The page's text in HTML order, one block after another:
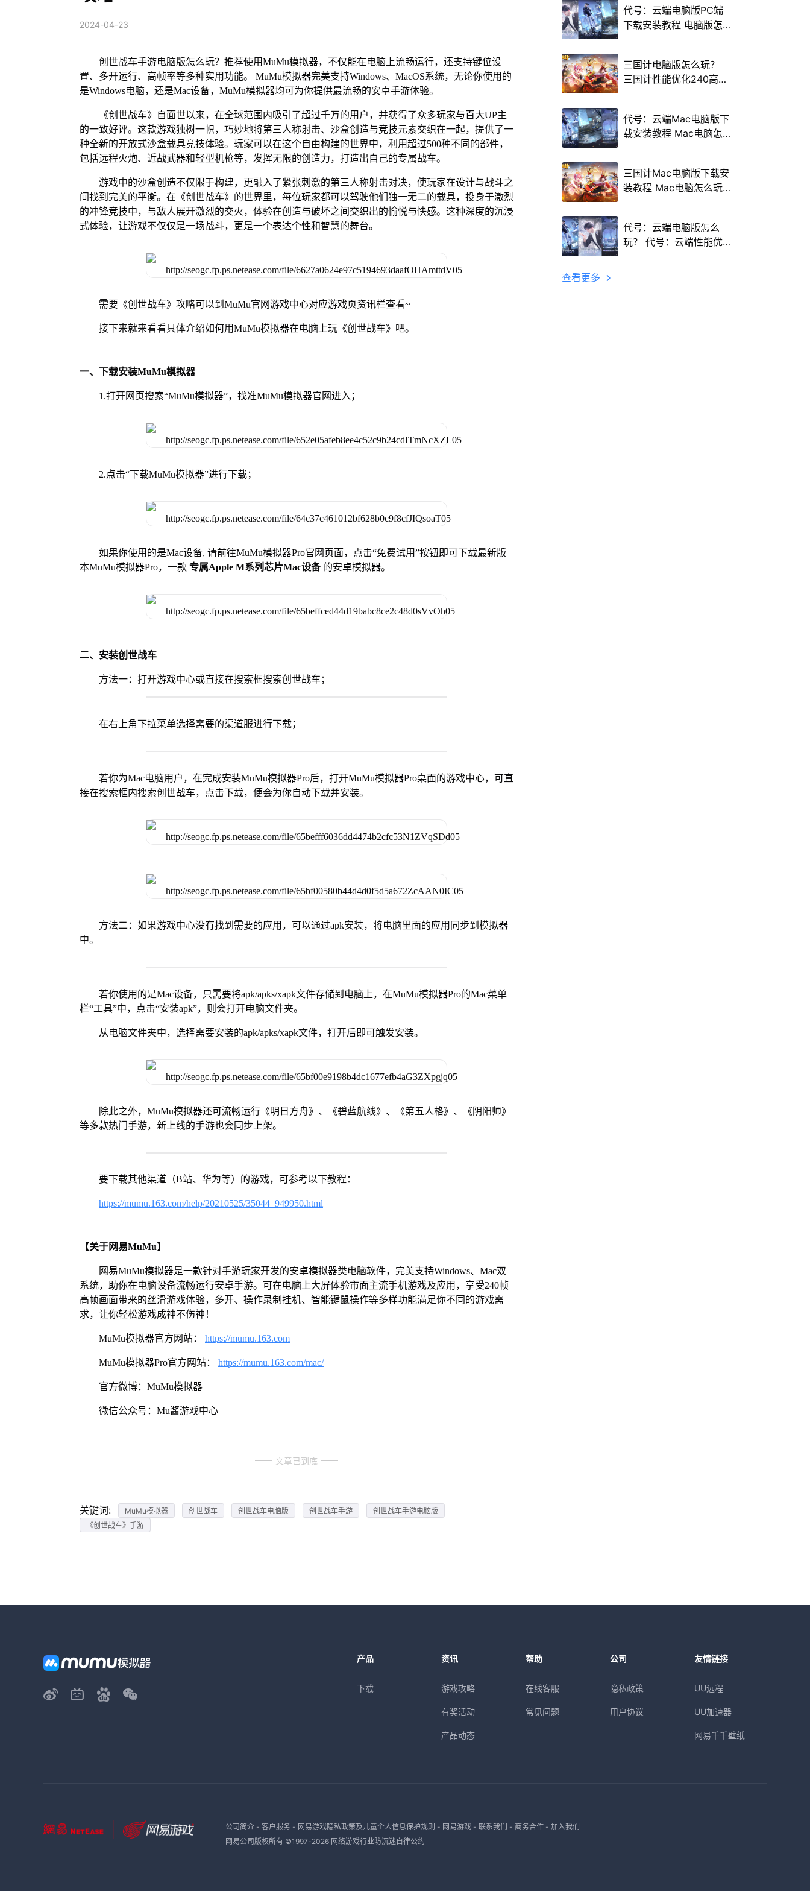
2024-04-23
创世战车手游电脑版怎么玩？推荐使用MuMu模拟器，不仅能在电脑上流畅运行，还支持键位设
置、多开运行、高帧率等多种实用功能。 MuMu模拟器完美支持Windows、MacOS系统，无论你使用的
是Windows电脑，还是Mac设备，MuMu模拟器均可为你提供最流畅的安卓手游体验。
《创世战车》自面世以来，在全球范围内吸引了超过千万的用户，并获得了众多玩家与百大UP主
的一致好评。这款游戏独树一帜，巧妙地将第三人称射击、沙盒创造与竞技元素交织在一起，提供了一
种全新的开放式沙盒载具竞技体验。玩家可以在这个自由构建的世界中，利用超过500种不同的部件，
包括远程火炮、近战武器和轻型机枪等，发挥无限的创造力，打造出自己的专属战车。
游戏中的沙盒创造不仅限于构建，更融入了紧张刺激的第三人称射击对决，使玩家在设计与战斗之
间找到完美的平衡。在《创世战车》的世界里，每位玩家都可以驾驶他们独一无二的载具，投身于激烈
的冲锋竞技中，与敌人展开激烈的交火，体验在创造与破坏之间交织出的愉悦与快感。这种深度的沉浸
式体验，让游戏不仅仅是一场战斗，更是一个表达个性和智慧的舞台。
需要《创世战车》攻略可以到MuMu官网游戏中心对应游戏页资讯栏查看~
接下来就来看看具体介绍如何用MuMu模拟器在电脑上玩《创世战车》吧。
一、下载安装MuMu模拟器
1.打开网页搜索“MuMu模拟器”，找准MuMu模拟器官网进入；
2.点击“下载MuMu模拟器”进行下载；
如果你使用的是Mac设备, 请前往MuMu模拟器Pro官网页面，点击“免费试用”按钮即可下载最新版
本MuMu模拟器Pro，一款 专属Apple M系列芯片Mac设备 的安卓模拟器。
二、安装创世战车
方法一：打开游戏中心或直接在搜索框搜索创世战车；
在右上角下拉菜单选择需要的渠道服进行下载；
若你为Mac电脑用户，在完成安装MuMu模拟器Pro后，打开MuMu模拟器Pro桌面的游戏中心，可直
接在搜索框内搜索创世战车，点击下载，便会为你自动下载并安装。
方法二：如果游戏中心没有找到需要的应用，可以通过apk安装，将电脑里面的应用同步到模拟器
中。
若你使用的是Mac设备，只需要将apk/apks/xapk文件存储到电脑上，在MuMu模拟器Pro的Mac菜单
栏“工具”中，点击“安装apk”，则会打开电脑文件夹。
从电脑文件夹中，选择需要安装的apk/apks/xapk文件，打开后即可触发安装。
除此之外，MuMu模拟器还可流畅运行《明日方舟》、《碧蓝航线》、《第五人格》、《阴阳师》
等多款热门手游，新上线的手游也会同步上架。
要下载其他渠道（B站、华为等）的游戏，可参考以下教程：
https://mumu.163.com/help/20210525/35044_949950.html
【关于网易MuMu】
网易MuMu模拟器是一款针对手游玩家开发的安卓模拟器类电脑软件，完美支持Windows、Mac双
系统，助你在电脑设备流畅运行安卓手游。可在电脑上大屏体验市面主流手机游戏及应用，享受240帧
高帧画面带来的丝滑游戏体验，多开、操作录制挂机、智能键鼠操作等多样功能满足你不同的游戏需
求，让你轻松游戏成神不伤神！
MuMu模拟器官方网站： https://mumu.163.com
MuMu模拟器Pro官方网站： https://mumu.163.com/mac/
官方微博：MuMu模拟器
微信公众号：Mu酱游戏中心
文章已到底
关键词: MuMu模拟器 创世战车 创世战车电脑版 创世战车手游
创世战车手游电脑版
《创世战车》手游
代号：云端电脑版PC端
下载安装教程 电脑版怎
三国计电脑版怎么玩？
三国计性能优化240高帧
代号：云端Mac电脑版下
载安装教程 Mac电脑怎
三国计Mac电脑版下载安
装教程 Mac电脑怎么玩
代号：云端电脑版怎么
玩？ 代号：云端性能优
查看更多
产品
下载
资讯
游戏攻略
有奖活动
产品动态
帮助
在线客服
常见问题
公司
隐私政策
用户协议
友情链接
UU远程
UU加速器
网易千千壁纸
公司简介- 客户服务- 网易游戏隐私政策及儿童个人信息保护规则 - 网易游戏- 联系我们 - 商务合作- 加入我们
网易公司版权所有 ©1997-2026 网络游戏行业防沉迷自律公约